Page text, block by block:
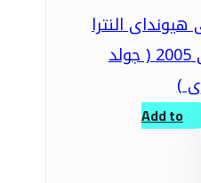
النترا
خليجى افانتى 2005 ( جولد
)
Add to